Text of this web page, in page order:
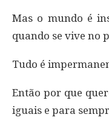
Mas o mundo é
quando se vive no
Tudo é
Então por que
iguais e para